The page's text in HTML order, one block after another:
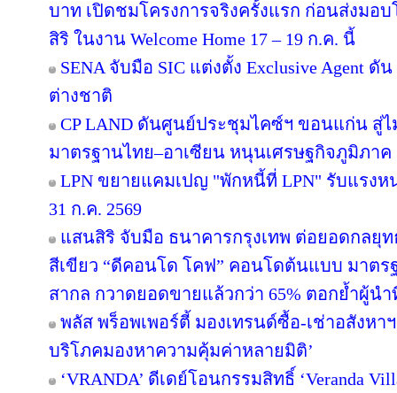
บาท เปิดชมโครงการจริงครั้งแรก ก่อนส่งม
สิริ ในงาน Welcome Home 17 – 19 ก.ค. นี้
SENA จับมือ SIC แต่งตั้ง Exclusive Agent ดั
ต่างชาติ
CP LAND ดันศูนย์ประชุมไคซ์ฯ ขอนแก่น สู่
มาตรฐานไทย–อาเซียน หนุนเศรษฐกิจภูมิภาค
LPN ขยายแคมเปญ "พักหนี้ที่ LPN" รับแรง
31 ก.ค. 2569
แสนสิริ จับมือ ธนาคารกรุงเทพ ต่อยอดกลยุ
สีเขียว “ดีคอนโด โคฟ” คอนโดต้นแบบ มาต
สากล กวาดยอดขายแล้วกว่า 65% ตอกย้ำผู้น
พลัส พร็อพเพอร์ตี้ มองเทรนด์ซื้อ-เช่าอสังหา
บริโภคมองหาความคุ้มค่าหลายมิติ’
‘VRANDA’ ดีเดย์โอนกรรมสิทธิ์ ‘Veranda